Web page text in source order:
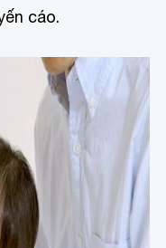
cáo.